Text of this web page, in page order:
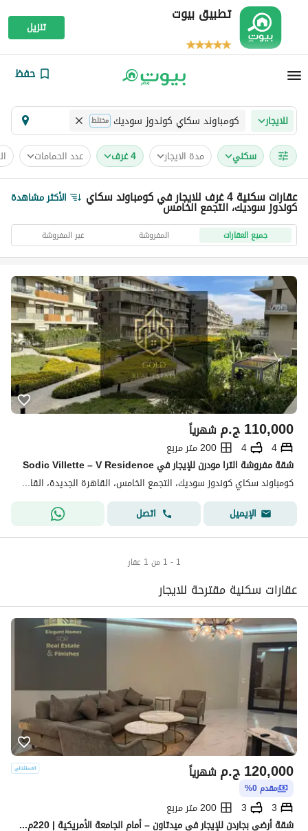
تطبيق بيوت
تنزيل
حفظ
للايجار كومباوند سكاي كوندوز سوديك مختلط
سكني مدة الايجار 4 غرف عدد الحمامات
عقارات سكنية 4 غرف للايجار في كومباوند سكايكوندوز سوديك، التجمع الخامس الأكثر مشاهدة
جميع العقارات المفروشة غير المفروشة
ج.م110,000 شهرياً
4
4
200 متر مربع
شقة مفروشة الترا مودرن للإيجار في Sodic Villette – V Residence
كومباوند سكاي كوندوز سوديك، التجمع الخامس، القاهرة الجديدة، القاهرة
الإيميل
اتصل
1 - 1 من 1 عقار
عقارات سكنية مقترحة للايجار
ج.م120,000 شهرياً
مقدم 0%
3
3
200 متر مربع
شقة أرضي بجاردن للإيجار في ميدتاون – أمام الجامعة الأمريكية | 220م + جاردن 100م